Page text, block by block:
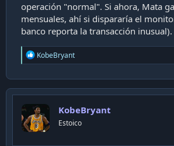
operación "normal". Si ahora, Mata
mensuales, ahí si dispararía el
banco reporta la transacción inusual).
R
e
c
t
o
n
s
KobeBryant
KobeBryant
Estoico